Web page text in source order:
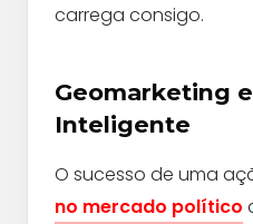
carrega consigo.
Geomarketing
Inteligente
O sucesso de uma
no mercado político